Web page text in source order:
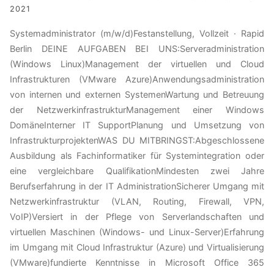
2021
Systemadministrator (m/w/d)Festanstellung, Vollzeit · Rapid
Berlin DEINE AUFGABEN BEI UNS:Serveradministration
(Windows Linux)Management der virtuellen und Cloud
Infrastrukturen (VMware Azure)Anwendungsadministration
von internen und externen SystemenWartung und Betreuung
der NetzwerkinfrastrukturManagement einer Windows
DomäneInterner IT SupportPlanung und Umsetzung von
InfrastrukturprojektenWAS DU MITBRINGST:Abgeschlossene
Ausbildung als Fachinformatiker für Systemintegration oder
eine vergleichbare QualifikationMindesten zwei Jahre
Berufserfahrung in der IT AdministrationSicherer Umgang mit
Netzwerkinfrastruktur (VLAN, Routing, Firewall, VPN,
VoIP)Versiert in der Pflege von Serverlandschaften und
virtuellen Maschinen (Windows- und Linux-Server)Erfahrung
im Umgang mit Cloud Infrastruktur (Azure) und Virtualisierung
(VMware)fundierte Kenntnisse in Microsoft Office 365